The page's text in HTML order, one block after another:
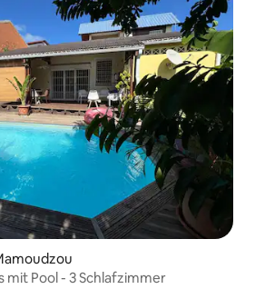
mit Pool - 3 Schlafzimmer